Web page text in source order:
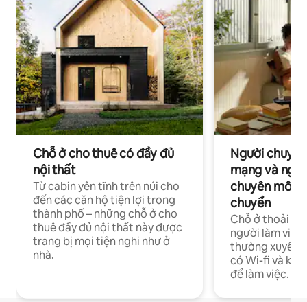
Chỗ ở cho thuê có đầy đủ
nội thất
Từ cabin yên tĩnh trên núi cho
đến các căn hộ tiện lợi trong
thành phố – những chỗ ở cho
thuê đầy đủ nội thất này được
trang bị mọi tiện nghi như ở
nhà.
Người
mạng và
chuyên môn
chuyển
Chỗ ở thoải
người làm việc
thường xuyên
có Wi-fi và
để làm việc.